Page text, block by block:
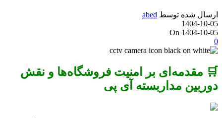
ارسال شده توسط abed
1404-10-05
On 1404-10-05
0
🛒 مقدمه‌ای بر امنیت فروشگاه‌ها و نقش
دوربین مداربسته آی پی